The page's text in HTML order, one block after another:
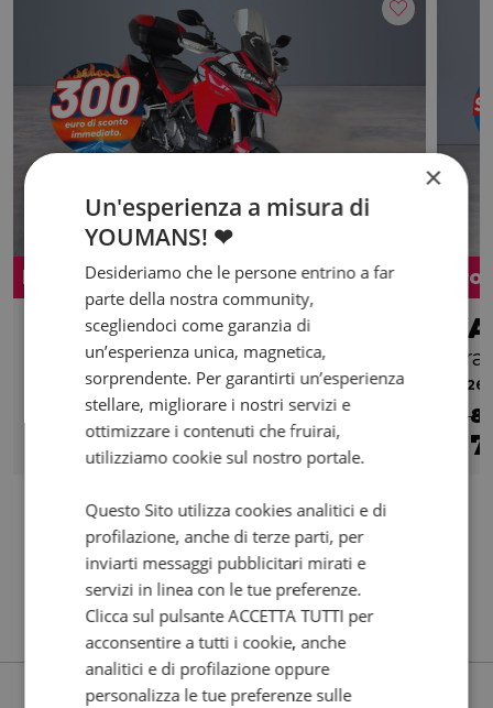
Promo
2018 | 62794 km | 1262 cc | 158 Hp | 116.2 Kw
€ 11.300
11.000 € 190 /mese
€
×
Un'esperienza a misura di
YOUMANS! ❤
Desideriamo che le persone entrino a far
parte della nostra community,
scegliendoci come garanzia di
un’esperienza unica, magnetica,
sorprendente. Per garantirti un’esperienza
stellare, migliorare i nostri servizi e
ottimizzare i contenuti che fruirai,
utilizziamo cookie sul nostro portale.
Questo Sito utilizza cookies analitici e di
profilazione, anche di terze parti, per
inviarti messaggi pubblicitari mirati e
servizi in linea con le tue preferenze.
Clicca sul pulsante ACCETTA TUTTI per
acconsentire a tutti i cookie, anche
analitici e di profilazione oppure
personalizza le tue preferenze sulle